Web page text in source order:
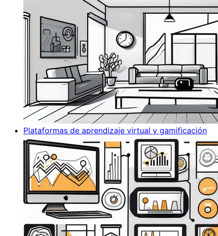
Plataformas de aprendizaje virtual y gamificación